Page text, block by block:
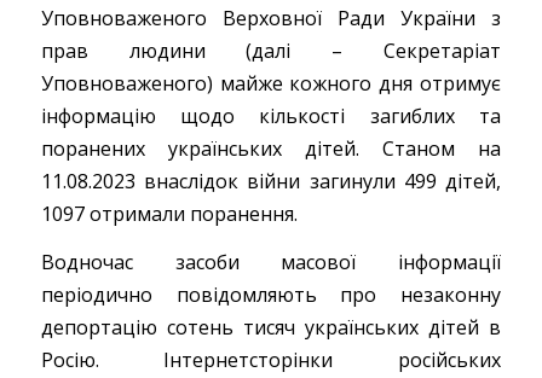
Уповноваженого Верховної Ради України з
прав людини (далі – Секретаріат
Уповноваженого) майже кожного дня отримує
інформацію щодо кількості загиблих та
поранених українських дітей. Станом на
11.08.2023 внаслідок війни загинули 499 дітей,
1097 отримали поранення.
Водночас засоби масової інформації
періодично повідомляють про незаконну
депортацію сотень тисяч українських дітей в
Росію. Інтернетсторінки російських